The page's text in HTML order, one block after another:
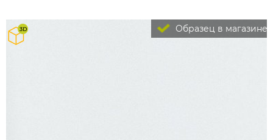
Образец в магазине